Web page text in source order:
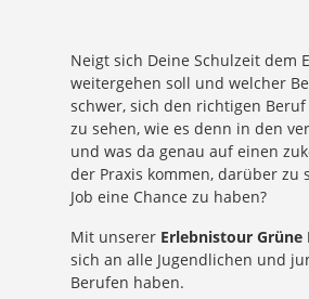
Neigt sich Deine Schulzeit dem
weitergehen soll und welcher
schwer, sich den richtigen
zu sehen, wie es denn in den
und was da genau auf einen
der Praxis kommen, darüber
Job eine Chance zu haben?
Mit unserer Erlebnistour Grüne
sich an alle Jugendlichen und
Berufen haben.